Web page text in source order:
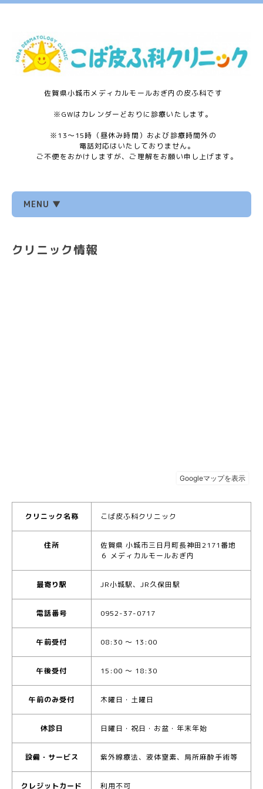
佐賀県小城市メディカルモールおぎ内の皮ふ科です
※GWはカレンダーどおりに診療いたします。
※13〜15時（昼休み時間）および診療時間外の
電話対応はいたしておりません。
ご不便をおかけしますが、ご理解をお願い申し上げます。
MENU ▼
クリニック情報
クリニック名称 こば皮ふ科クリニック
住所
佐賀県 小城市三日月町長神田2171番地
６ メディカルモールおぎ内
最寄り駅 JR小城駅、JR久保田駅
電話番号 0952-37-0717
午前受付 08:30 ～ 13:00
午後受付 15:00 ～ 18:30
午前のみ受付 木曜日・土曜日
休診日 日曜日・祝日・お盆・年末年始
設備・サービス 紫外線療法、液体窒素、局所麻酔手術等
クレジットカード 利用不可